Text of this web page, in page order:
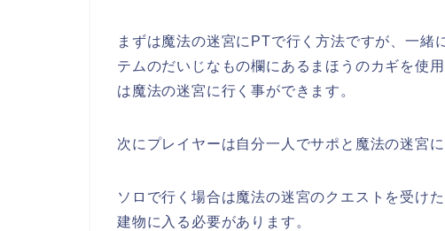
まずは魔法の迷宮にPTで行く方法ですが、一緒
テムのだいじなもの欄にあるまほうのカギを使
は魔法の迷宮に行く事ができます。
次にプレイヤーは自分一人でサポと魔法の迷宮
ソロで行く場合は魔法の迷宮のクエストを受け
建物に入る必要があります。